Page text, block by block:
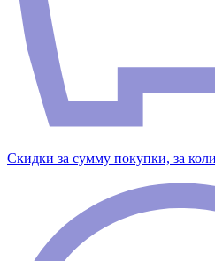
Скидки за сумму покупки, за